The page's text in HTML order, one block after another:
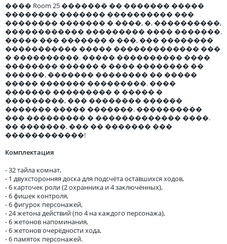
���� Room 25 ������� �� ������� �����
�������� ������� ���������� ���
�������� ������� � ����, �, ����������,
������������ ��������� ���� �������.
����� ��� ������� � ���, ��� ��������
����������� ����� ������������� ���
� ����������. ����� ���������� ����
�������� ������ � ���� �������� ��
������, ������� �������� �� �����
����� ������� ���������. ����
������� ��������� � ����� �
���������, ��� �������� ������
������� ����� �������. ����������
��� ��������� � ������������� ����.
�� �������, ��� �� ������� ���
������������!
Комплектация
- 32 тайла комнат,
- 1 двухсторонняя доска для подсчёта оставшихся ходов,
- 6 карточек роли (2 охранника и 4 заключённых),
- 6 фишек контроля,
- 6 фигурок персонажей,
- 24 жетона действий (по 4 на каждого персонажа),
- 6 жетонов напоминания,
- 6 жетонов очерёдности хода,
- 6 памяток персонажей.